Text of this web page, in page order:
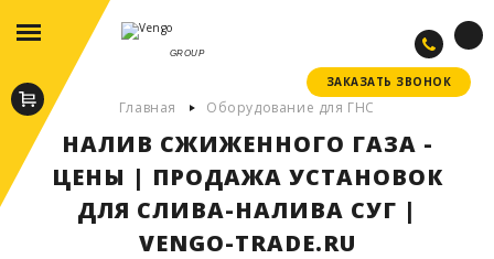
ЗАКАЗАТЬ ЗВОНОК
ЗАКАЗАТЬ ЗВОНОК
GROUP
Главная Оборудование для ГНС
НАЛИВ СЖИЖЕННОГО ГАЗА -
ЦЕНЫ | ПРОДАЖА УСТАНОВОК
ДЛЯ СЛИВА-НАЛИВА СУГ |
VENGO-TRADE.RU